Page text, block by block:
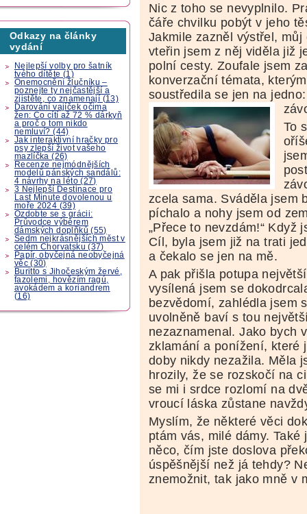
Odkazy na články
vydání
Nejlepší volby pro šatník
tvého dítěte (1)
Onemocnění žlučníku –
poznejte ty nejčastější a
zjistěte, co znamenají (13)
Darování vajíček očima
žen: Co cítí až 72 % dárkyň
a proč o tom nikdo
nemluví? (44)
Jak interaktivní hračky pro
psy zlepší život vašeho
mazlíčka (26)
Recenze nejmódnějších
modelů pánských sandálů:
4 návrhy na léto (27)
3 Nejlepší Destinace pro
Last Minute dovolenou u
moře 2024 (39)
Ozdobte se s grácii:
Průvodce výběrem
dámských doplňků (55)
Sedm nejkrásnějších měst v
celém Chorvatsku (37)
Papír, obyčejná neobyčejná
věc (30)
Buritto s Jihočeským žervé,
fazolemi, hovězím ragú,
avokádem a koriandrem
(16)
Nic z toho se nevyplnilo.
čáře chvilku pobýt v jeho
Jakmile zazněl výstřel,
vteřin jsem z něj viděla již
polní cesty. Zoufale jsem
konverzační témata,
soustředila se jen na
To
zcela sama. Sváděla jsem
píchalo a nohy jsem od
„Přece to nevzdám!“ Když
Cíl, byla jsem již na trati
a čekalo se jen na mě.
A pak přišla potupa
vysílená jsem se
bezvědomí, zahlédla jsem
uvolněně baví s tou
nezaznamenal. Jako bych
zklamání a ponížení, které
doby nikdy nezažila. Měla
hrozily, že se rozskočí na
se mi i srdce rozlomí na
vroucí láska zůstane
Myslím, že některé věci
ptám vás, milé dámy.
něco, čím jste doslova
úspěšnější než já tehdy?
znemožnit, tak jako mně v